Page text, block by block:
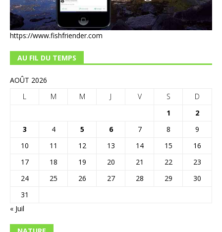
https://www.fishfriender.com
AU FIL DU TEMPS
AOÛT 2026
L
M M J V S
D
1
2
3
4 5 6 7 8
9
10
11 12 13 14 15
16
17
18 19 20 21 22
23
24
25 26 27 28 29
30
31
« Juil